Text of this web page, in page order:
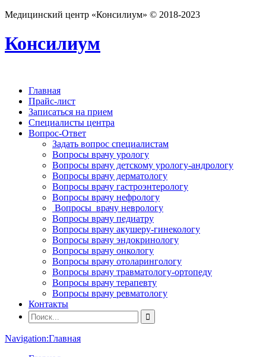
Медицинский центр «Консилиум» © 2018-2023
Консилиум
Главная
Прайс-лист
Записаться на прием
Специалисты центра
Вопрос-Ответ
Задать вопрос специалистам
Вопросы врачу урологу
Вопросы врачу детскому урологу-андрологу
Вопросы врачу дерматологу
Вопросы врачу гастроэнтерологу
Вопросы врачу нефрологу
Вопросы врачу неврологу
Вопросы врачу педиатру
Вопросы врачу акушеру-гинекологу
Вопросы врачу эндокринологу
Вопросы врачу онкологу
Вопросы врачу отоларингологу
Вопросы врачу травматологу-ортопеду
Вопросы врачу терапевту
Вопросы врачу ревматологу
Контакты
Navigation:Главная